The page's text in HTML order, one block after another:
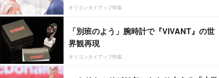
オリコンタイアップ特集
「別班のよう」腕時計で『VIVANT』の世
界観再現
オリコンタイアップ特集